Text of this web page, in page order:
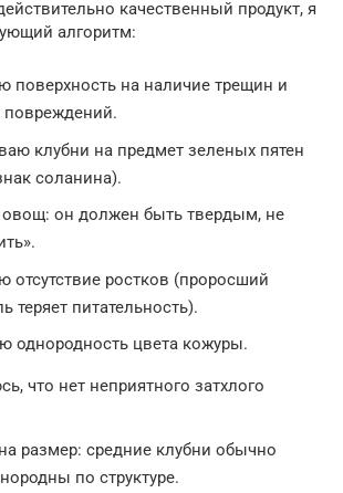
качественный продукт, я
алгоритм:
поверхность на наличие трещин и
повреждений.
клубни на предмет зеленых пятен
соланина).
он должен быть твердым, не
отсутствие ростков (проросший
теряет питательность).
однородность цвета кожуры.
что нет неприятного затхлого
размер: средние клубни обычно
по структуре.